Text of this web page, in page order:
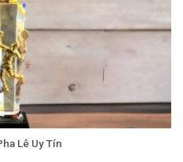
Lê Uy Tín